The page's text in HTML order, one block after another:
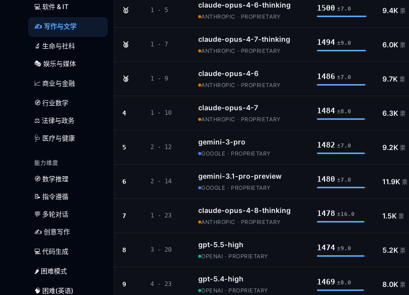
💻 软件 & IT
✍️ 写作与文学
🔬 生命与社科
🎭 娱乐与媒体
📈 商业与金融
🧭 行业数学
⚖️ 法律与政务
🩺 医疗与健康
能力维度
🧭 数学推理
📝 指令遵循
💬 多轮对话
✍️ 创意写作
💻 代码生成
🌶️ 困难模式
🧠 困难(英语)
🥇 1 - 5
claude-opus-4-6-thinking
ANTHROPIC · PROPRIETARY
1500 ±7.0 9.4K 票
🥈 1 - 7
claude-opus-4-7-thinking
ANTHROPIC · PROPRIETARY
1494 ±9.0 6.0K 票
🥉 1 - 9
claude-opus-4-6
ANTHROPIC · PROPRIETARY
1486 ±7.0 9.7K 票
4 1 - 10
claude-opus-4-7
ANTHROPIC · PROPRIETARY
1484 ±8.0 6.3K 票
5 2 - 12
gemini-3-pro
GOOGLE · PROPRIETARY
1482 ±7.0 9.2K 票
6 2 - 14
gemini-3.1-pro-preview
GOOGLE · PROPRIETARY
1480 ±7.0 11.9K 票
7 1 - 23
claude-opus-4-8-thinking
ANTHROPIC · PROPRIETARY
1478 ±16.0 1.5K 票
8 3 - 20
gpt-5.5-high
OPENAI · PROPRIETARY
1474 ±9.0 5.2K 票
9 4 - 23
gpt-5.4-high
OPENAI · PROPRIETARY
1469 ±8.0 8.0K 票